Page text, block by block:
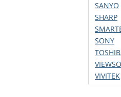
SANYO
SHARP
SONY
VIVITEK